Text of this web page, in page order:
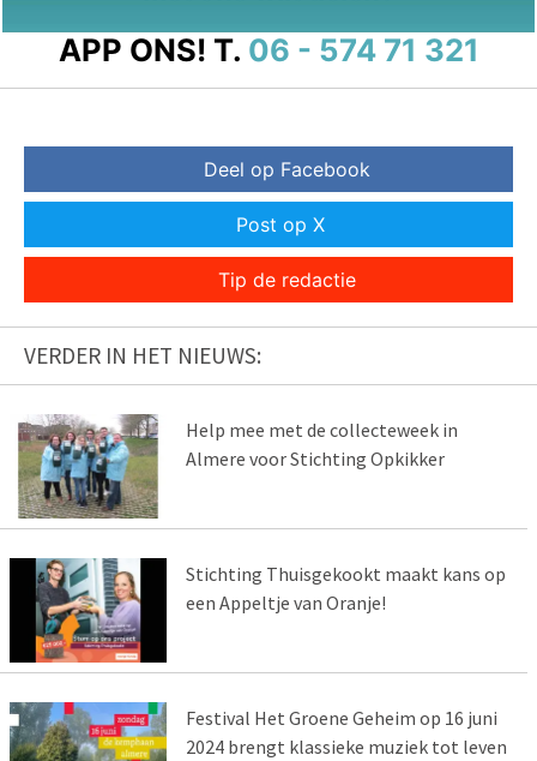
APP ONS! T. 06 - 574 71 321
Deel op Facebook
Post op X
Tip de redactie
VERDER IN HET NIEUWS:
Help mee met de collecteweek in
Almere voor Stichting Opkikker
Stichting Thuisgekookt maakt kans op
een Appeltje van Oranje!
Festival Het Groene Geheim op 16 juni
2024 brengt klassieke muziek tot leven